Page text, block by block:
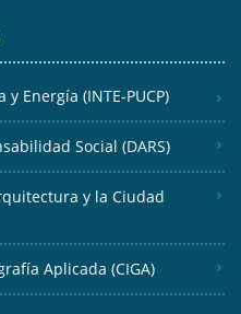
Energía (INTE-PUCP)
Social (DARS)
y la Ciudad
Aplicada (CIGA)